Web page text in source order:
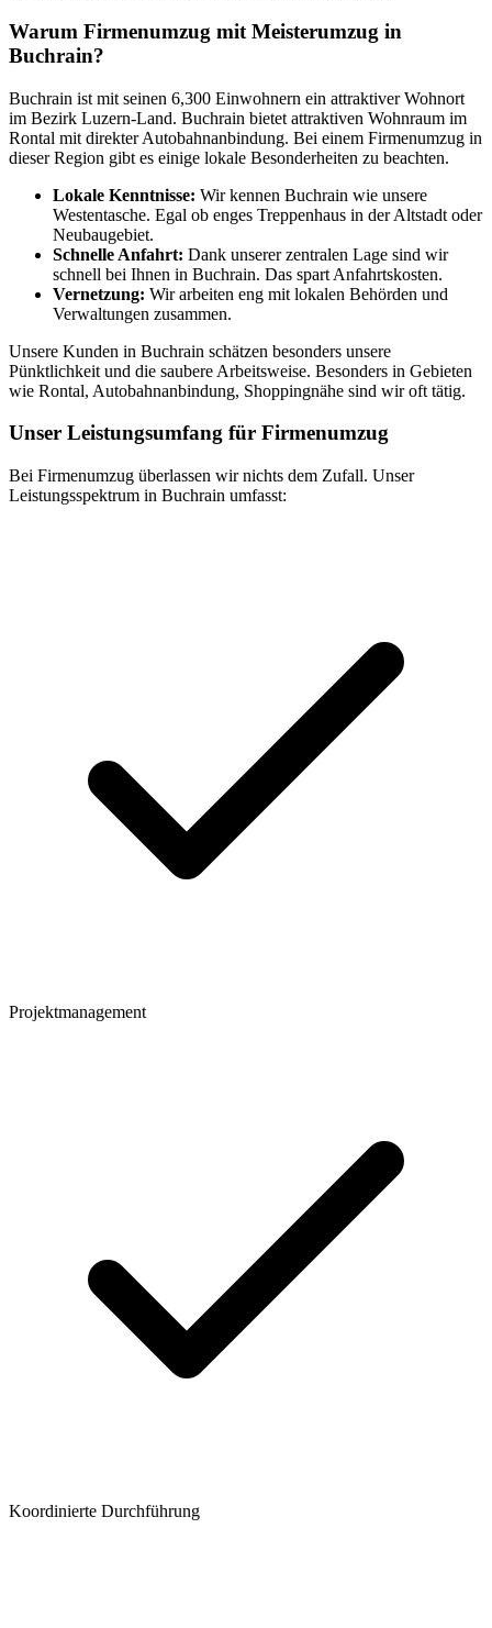
Warum Firmenumzug mit Meisterumzug in
Buchrain?
Buchrain ist mit seinen 6,300 Einwohnern ein attraktiver Wohnort
im Bezirk Luzern-Land. Buchrain bietet attraktiven Wohnraum im
Rontal mit direkter Autobahnanbindung. Bei einem Firmenumzug in
dieser Region gibt es einige lokale Besonderheiten zu beachten.
Lokale Kenntnisse: Wir kennen Buchrain wie unsere
Westentasche. Egal ob enges Treppenhaus in der Altstadt oder
Neubaugebiet.
Schnelle Anfahrt: Dank unserer zentralen Lage sind wir
schnell bei Ihnen in Buchrain. Das spart Anfahrtskosten.
Vernetzung: Wir arbeiten eng mit lokalen Behörden und
Verwaltungen zusammen.
Unsere Kunden in Buchrain schätzen besonders unsere
Pünktlichkeit und die saubere Arbeitsweise. Besonders in Gebieten
wie Rontal, Autobahnanbindung, Shoppingnähe sind wir oft tätig.
Unser Leistungsumfang für Firmenumzug
Bei Firmenumzug überlassen wir nichts dem Zufall. Unser
Leistungsspektrum in Buchrain umfasst:
Projektmanagement
Koordinierte Durchführung